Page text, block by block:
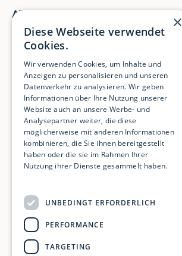
Allgemein
Home
Leistungen
Über mich
Impressum
Datenschutz
Immobilien
Immobilie kaufen
Wertvermittlung
Infos
×
Diese Webseite verwendet
Cookies.
Wir verwenden Cookies, um Inhalte und
Anzeigen zu personalisieren und unseren
Datenverkehr zu analysieren. Wir geben
Informationen über Ihre Nutzung unserer
Website auch an unsere Werbe- und
Analysepartner weiter, die diese
möglicherweise mit anderen Informationen
kombinieren, die Sie ihnen bereitgestellt
haben oder die sie im Rahmen Ihrer
Nutzung ihrer Dienste gesammelt haben.
UNBEDINGT ERFORDERLICH
PERFORMANCE
TARGETING